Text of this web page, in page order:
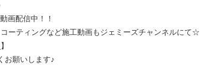
画配信中！！
ーティングなど施工動画もジェミーズチャンネルにて☆
】
お願いします♪